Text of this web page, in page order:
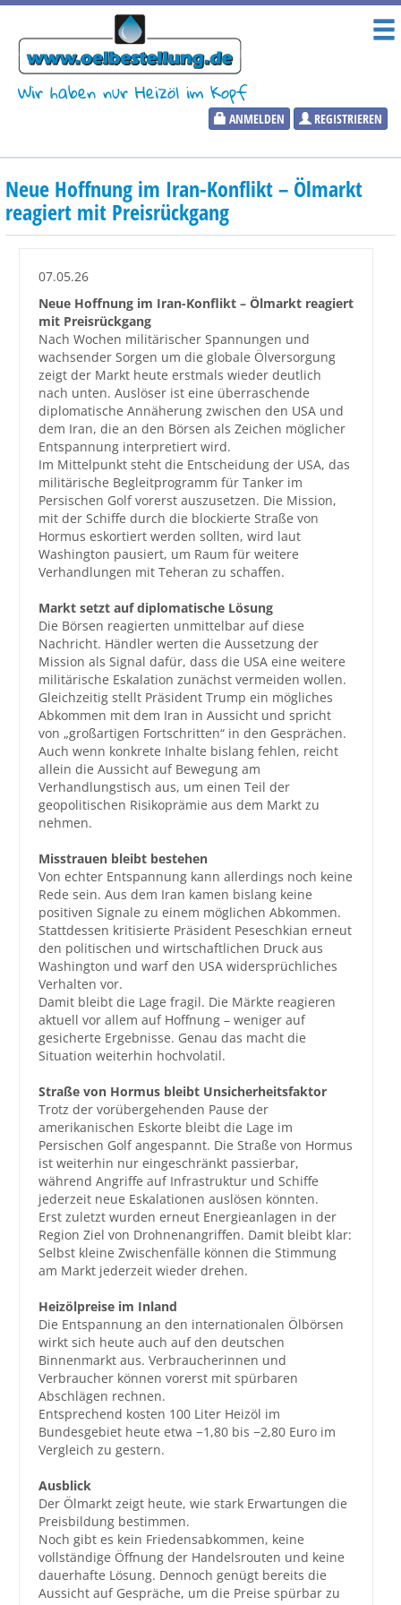
Wir haben nur Heizöl im Kopf
ANMELDEN REGISTRIEREN
Heizölpreise
Aktueller Heizölpreis
PLZ:
Marktinformationen
Wunschpreis Benachrichtigung
Großbestellungen
Produkte
Service
Händler
Hilfe und Kontakt
Shop
Neue Hoffnung im Iran-Konflikt – Ölmarkt
reagiert mit Preisrückgang
07.05.26
Neue Hoffnung im Iran-Konflikt – Ölmarkt reagiert
mit Preisrückgang
Nach Wochen militärischer Spannungen und
wachsender Sorgen um die globale Ölversorgung
zeigt der Markt heute erstmals wieder deutlich
nach unten. Auslöser ist eine überraschende
diplomatische Annäherung zwischen den USA und
dem Iran, die an den Börsen als Zeichen möglicher
Entspannung interpretiert wird.
Im Mittelpunkt steht die Entscheidung der USA, das
militärische Begleitprogramm für Tanker im
Persischen Golf vorerst auszusetzen. Die Mission,
mit der Schiffe durch die blockierte Straße von
Hormus eskortiert werden sollten, wird laut
Washington pausiert, um Raum für weitere
Verhandlungen mit Teheran zu schaffen.
Markt setzt auf diplomatische Lösung
Die Börsen reagierten unmittelbar auf diese
Nachricht. Händler werten die Aussetzung der
Mission als Signal dafür, dass die USA eine weitere
militärische Eskalation zunächst vermeiden wollen.
Gleichzeitig stellt Präsident Trump ein mögliches
Abkommen mit dem Iran in Aussicht und spricht
von „großartigen Fortschritten“ in den Gesprächen.
Auch wenn konkrete Inhalte bislang fehlen, reicht
allein die Aussicht auf Bewegung am
Verhandlungstisch aus, um einen Teil der
geopolitischen Risikoprämie aus dem Markt zu
nehmen.
Misstrauen bleibt bestehen
Von echter Entspannung kann allerdings noch keine
Rede sein. Aus dem Iran kamen bislang keine
positiven Signale zu einem möglichen Abkommen.
Stattdessen kritisierte Präsident Peseschkian erneut
den politischen und wirtschaftlichen Druck aus
Washington und warf den USA widersprüchliches
Verhalten vor.
Damit bleibt die Lage fragil. Die Märkte reagieren
aktuell vor allem auf Hoffnung – weniger auf
gesicherte Ergebnisse. Genau das macht die
Situation weiterhin hochvolatil.
Straße von Hormus bleibt Unsicherheitsfaktor
Trotz der vorübergehenden Pause der
amerikanischen Eskorte bleibt die Lage im
Persischen Golf angespannt. Die Straße von Hormus
ist weiterhin nur eingeschränkt passierbar,
während Angriffe auf Infrastruktur und Schiffe
jederzeit neue Eskalationen auslösen könnten.
Erst zuletzt wurden erneut Energieanlagen in der
Region Ziel von Drohnenangriffen. Damit bleibt klar:
Selbst kleine Zwischenfälle können die Stimmung
am Markt jederzeit wieder drehen.
Heizölpreise im Inland
Die Entspannung an den internationalen Ölbörsen
wirkt sich heute auch auf den deutschen
Binnenmarkt aus. Verbraucherinnen und
Verbraucher können vorerst mit spürbaren
Abschlägen rechnen.
Entsprechend kosten 100 Liter Heizöl im
Bundesgebiet heute etwa −1,80 bis −2,80 Euro im
Vergleich zu gestern.
Ausblick
Der Ölmarkt zeigt heute, wie stark Erwartungen die
Preisbildung bestimmen.
Noch gibt es kein Friedensabkommen, keine
vollständige Öffnung der Handelsrouten und keine
dauerhafte Lösung. Dennoch genügt bereits die
Aussicht auf Gespräche, um die Preise spürbar zu